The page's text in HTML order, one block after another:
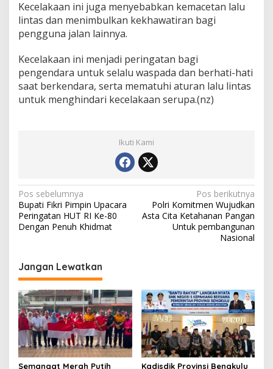
Kecelakaan ini juga menyebabkan kemacetan lalu
lintas dan menimbulkan kekhawatiran bagi
pengguna jalan lainnya.
Kecelakaan ini menjadi peringatan bagi
pengendara untuk selalu waspada dan berhati-hati
saat berkendara, serta mematuhi aturan lalu lintas
untuk menghindari kecelakaan serupa.(nz)
Ikuti Kami
Navigasi
pos
Pos sebelumnya
Bupati Fikri Pimpin Upacara
Peringatan HUT RI Ke-80
Dengan Penuh Khidmat
Pos berikutnya
Polri Komitmen Wujudkan
Asta Cita Ketahanan Pangan
Untuk pembangunan
Nasional
Jangan Lewatkan
Semangat Merah Putih Kadisdik Provinsi Bengkulu